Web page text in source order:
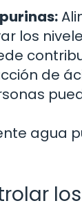
los
de
agua